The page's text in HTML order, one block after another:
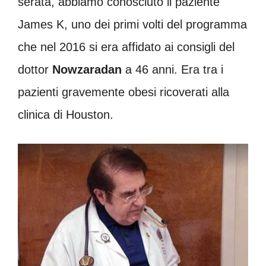
James K, uno dei primi volti del programma
che nel 2016 si era affidato ai consigli del
dottor Nowzaradan a 46 anni. Era tra i
pazienti gravemente obesi ricoverati alla
clinica di Houston.